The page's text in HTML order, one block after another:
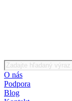
O nás
Podpora
Blog